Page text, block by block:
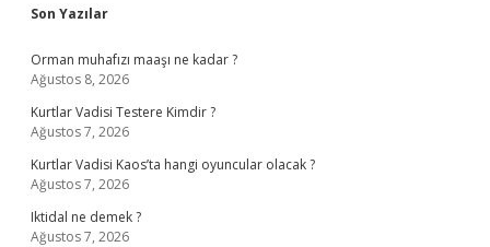
Sidebar
Son Yazılar
Orman muhafızı maaşı ne kadar ?
Ağustos 8, 2026
Kurtlar Vadisi Testere Kimdir ?
Ağustos 7, 2026
Kurtlar Vadisi Kaos’ta hangi oyuncular olacak ?
Ağustos 7, 2026
Iktidal ne demek ?
Ağustos 7, 2026